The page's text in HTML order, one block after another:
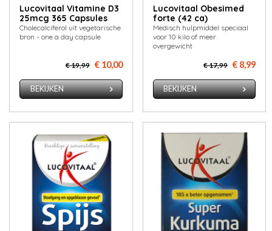
Lucovitaal Vitamine D3
25mcg 365 Capsules
Cholecalciferol uit vegetarische
bron - one a day capsule
€ 19,99 € 10,00
BEKIJKEN
Lucovitaal Obesimed
forte (42 ca)
Medisch hulpmiddel speciaal
voor 10 kilo of meer
overgewicht
€ 17,99 € 8,99
BEKIJKEN